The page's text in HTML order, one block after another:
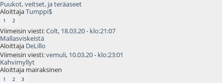
Puukot, veitset, ja teräaseet
AloittajaTumppi$
1 2
Viimeisin viesti:Colt, 18.03.20 - klo:21:07
Mallasviskeistä
Aloittaja DeLillo
Viimeisin viesti:vemuli, 10.03.20 - klo:23:01
Kahvimyllyt
Aloittaja mairaksinen
1 2 3